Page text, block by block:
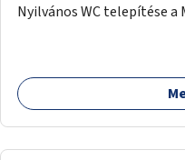
Nyilvános WC telepítése